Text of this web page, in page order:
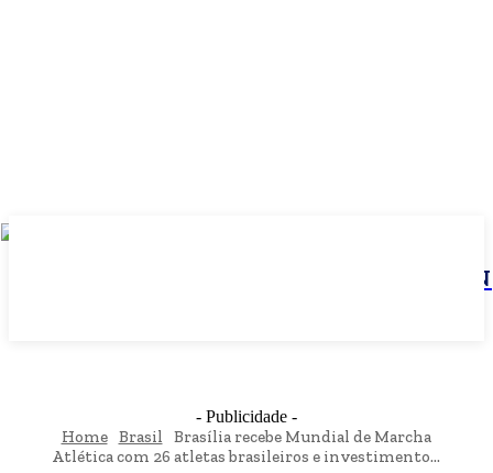
JBN
- Publicidade -
Home Brasil
Brasília recebe Mundial de Marcha
Atlética com 26 atletas brasileiros e investimento...